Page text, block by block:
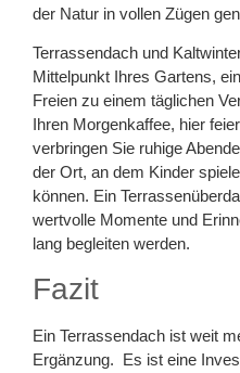
der Natur in vollen Zügen
Terrassendach und
Mittelpunkt Ihres Gartens,
Freien zu einem täglichen
Ihren Morgenkaffee, hier
verbringen Sie ruhige
der Ort, an dem Kinder
können. Ein
wertvolle Momente und
lang begleiten werden.
Fazit
Ein Terrassendach ist weit
Ergänzung. Es ist eine